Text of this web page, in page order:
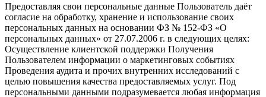
Предоставляя свои персональные данные Пользователь даёт
согласие на обработку, хранение и использование своих
персональных данных на основании ФЗ № 152-ФЗ «О
персональных данных» от 27.07.2006 г. в следующих целях:
Осуществление клиентской поддержки Получения
Пользователем информации о маркетинговых событиях
Проведения аудита и прочих внутренних исследований с
целью повышения качества предоставляемых услуг. Под
персональными данными подразумевается любая информация